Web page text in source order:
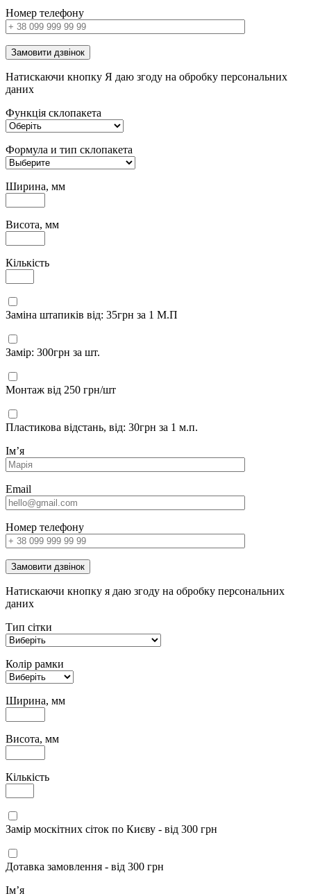
Номер телефону
Замовити дзвінок
Натискаючи кнопку Я даю згоду на обробку персональних
даних
Функція склопакета
Формула и тип склопакета
Ширина, мм
Висота, мм
Кількість
Заміна штапиків від: 35грн за 1 М.П
Замір: 300грн за шт.
Монтаж від 250 грн/шт
Пластикова відстань, від: 30грн за 1 м.п.
Імʼя
Email
Номер телефону
Замовити дзвінок
Натискаючи кнопку я даю згоду на обробку персональних
даних
Тип сітки
Колір рамки
Ширина, мм
Висота, мм
Кількість
Замір москітних сіток по Києву - від 300 грн
Дотавка замовлення - від 300 грн
Імʼя